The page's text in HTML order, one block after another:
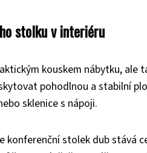
stolku v interiéru
kouskem nábytku,
pohodlnou a stabilní
sklenice s nápoji.
konferenční stolek dub